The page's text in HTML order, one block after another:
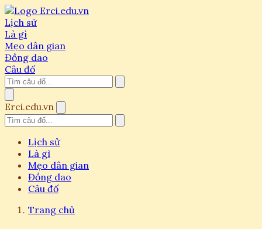
Lịch sử
Là gì
Mẹo dân gian
Đồng dao
Câu đố
Erci.edu.vn
Lịch sử
Là gì
Mẹo dân gian
Đồng dao
Câu đố
Trang chủ